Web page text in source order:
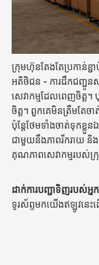
ក្រុមហ៊ុនតែងតែប្រកាន់ខ្ជា
អតិថិជន - ការដឹកជញ្ជូន
សេវាកម្មដែលពេញចិត្ត។
ចិត្ត។ ពួកគេមិនត្រឹមតែច
ប៉ុន្តែថែមទាំងចាត់ទុកខ្លួ
ជាមួយនឹងភាពរីករាយ និង
គុណភាពសេវាកម្មរបស់ក្
ដាក់ការបញ្ជាទិញរបស់អ្ន
ទូរស័ព្ទមកយើងឥឡូវនេះដ